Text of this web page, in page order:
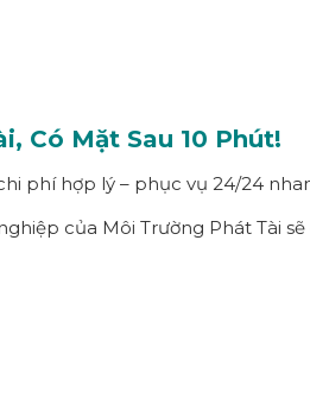
, Có Mặt Sau 10 Phút!
phí hợp lý – phục vụ 24/24
của Môi Trường Phát Tài